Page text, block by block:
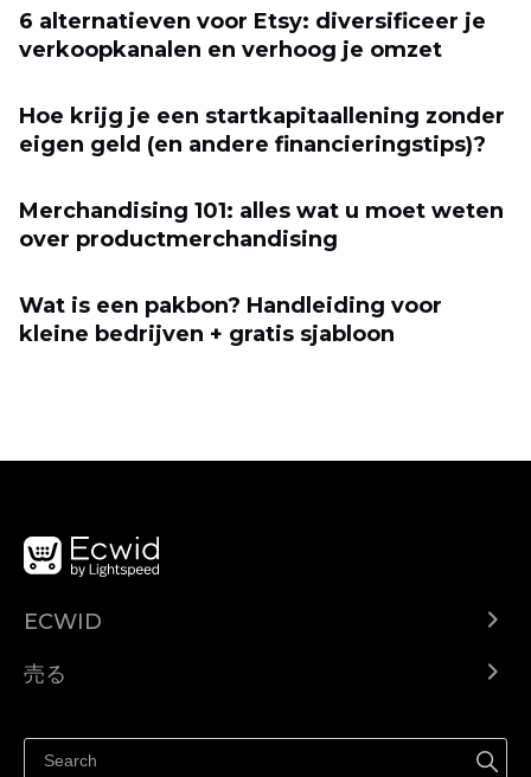
6 alternatieven voor Etsy: diversificeer je
verkoopkanalen en verhoog je omzet
Hoe krijg je een startkapitaallening zonder
eigen geld (en andere financieringstips)?
Merchandising 101: alles wat u moet weten
over productmerchandising
Wat is een pakbon? Handleiding voor
kleine bedrijven + gratis sjabloon
ECWID
ヘルプセンター
売る
Facebookで販売する